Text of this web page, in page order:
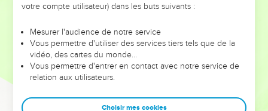
leur foi ou leur vision. Mais on voit moins les doutes, les erreurs
et les saisons difficiles qu'ils ont traversés, alors même que ce
sont elles qui les ont façonnés.
Dans cette conférence, leaders, entrepreneurs, et responsables
clés pour avancer avec plus de sagesse afin que leurs erreurs
votre compte utilisateur) dans les buts suivants :
Mesurer l'audience de notre service
Vous permettre d'utiliser des services tiers tels que de la
vidéo, des cartes du monde…
Vous permettre d'entrer en contact avec notre service de
relation aux utilisateurs.
Choisir mes cookies